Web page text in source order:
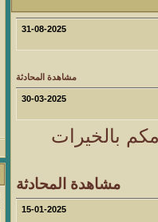
المشاهدات
1324
640559
المشاهدات
مشاركات المشاهدات
مشاركات المشاهدات
31-08-2025
مشاهدة المحادثة
30-03-2025
بالخيرات
مشاهدة المحادثة
15-01-2025